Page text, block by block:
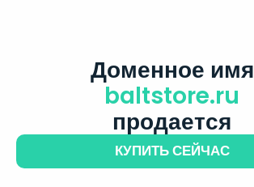
Доменное имя
baltstore.ru
продается
КУПИТЬ СЕЙЧАС